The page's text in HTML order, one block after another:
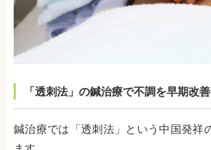
「透刺法」の鍼治療で不調を早期改善
鍼治療では「透刺法」という中国発祥